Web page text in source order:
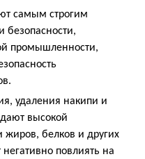
самым строгим
безопасности,
промышленности,
удаления накипи и
высокой
жиров, белков и других
повлиять на